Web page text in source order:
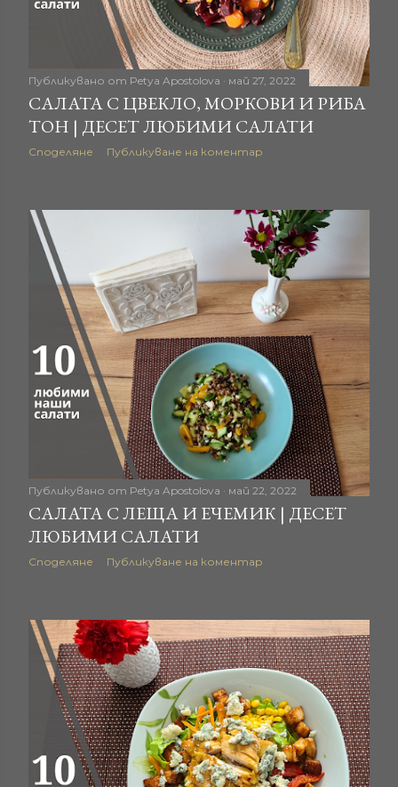
Публикувано от Petya Apostolova май 27, 2022
САЛАТА С ЦВЕКЛО, МОРКОВИ И РИБА
ТОН | ДЕСЕТ ЛЮБИМИ САЛАТИ
Споделяне Публикуване на коментар
Публикувано от Petya Apostolova май 22, 2022
САЛАТА С ЛЕЩА И ЕЧЕМИК | ДЕСЕТ
ЛЮБИМИ САЛАТИ
Споделяне Публикуване на коментар